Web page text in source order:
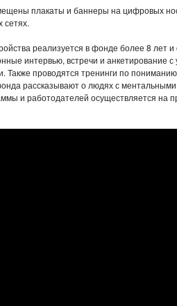
плакаты и баннеры на цифровых
сетях.
реализуется в фонде более 8 лет и
интервью, встречи и анкетирование
Также проводятся тренинги по
рассказывают о людях с
и работодателей осуществляется на